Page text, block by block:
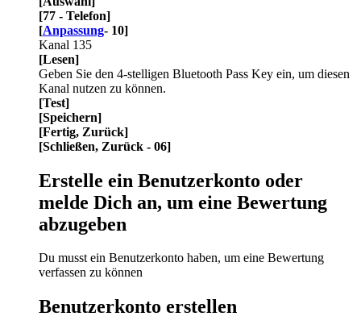
[77 - Telefon]
[Anpassung- 10]
Kanal 135
[Lesen]
Geben Sie den 4-stelligen Bluetooth Pass Key ein, um diesen
Kanal nutzen zu können.
[Test]
[Speichern]
[Fertig, Zurück]
[Schließen, Zurück - 06]
Erstelle ein Benutzerkonto oder
melde Dich an, um eine Bewertung
abzugeben
Du musst ein Benutzerkonto haben, um eine Bewertung
verfassen zu können
Benutzerkonto erstellen